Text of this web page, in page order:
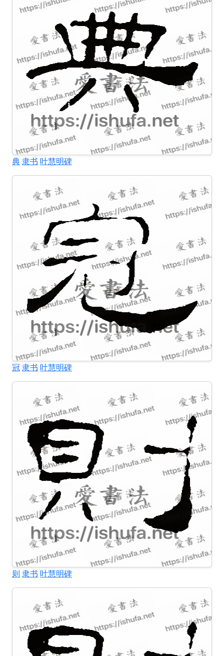
典隶书 叶慧明碑
冠隶书 叶慧明碑
则 隶书 叶慧明碑